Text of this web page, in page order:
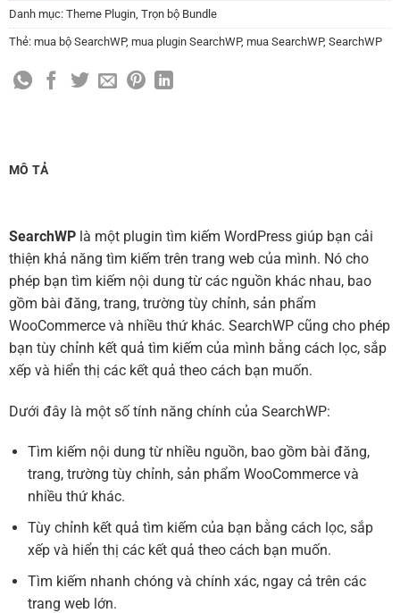
Danh mục: Theme Plugin, Trọn bộ Bundle
Thẻ: mua bộ SearchWP, mua plugin SearchWP, mua SearchWP, SearchWP
MÔ TẢ
SearchWP là một plugin tìm kiếm WordPress giúp bạn cải
thiện khả năng tìm kiếm trên trang web của mình. Nó cho
phép bạn tìm kiếm nội dung từ các nguồn khác nhau, bao
gồm bài đăng, trang, trường tùy chỉnh, sản phẩm
WooCommerce và nhiều thứ khác. SearchWP cũng cho phép
bạn tùy chỉnh kết quả tìm kiếm của mình bằng cách lọc, sắp
xếp và hiển thị các kết quả theo cách bạn muốn.
Dưới đây là một số tính năng chính của SearchWP:
Tìm kiếm nội dung từ nhiều nguồn, bao gồm bài đăng,
trang, trường tùy chỉnh, sản phẩm WooCommerce và
nhiều thứ khác.
Tùy chỉnh kết quả tìm kiếm của bạn bằng cách lọc, sắp
xếp và hiển thị các kết quả theo cách bạn muốn.
Tìm kiếm nhanh chóng và chính xác, ngay cả trên các
trang web lớn.